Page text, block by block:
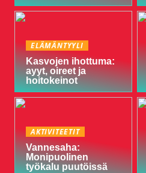
ELÄMÄNTYYLI
Kasvojen ihottuma:
ayyt, oireet ja
hoitokeinot
AKTIVITEETIT
Vannesaha:
Monipuolinen
työkalu puutöissä